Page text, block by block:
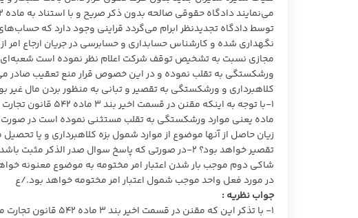
توسط دادگاه تجدیدنظر ابرام می‌گردد قراینی وجود دارد که
نگهداری شده و کارشناس حسابداری و حسابرسی در جریان ارجاع امر
مجازی نسبت به تشخیص توقف شرکت اعلام نظر نموده است شعبه‌ای
ورشکستگی به تقلب نموده و در این خصوص قرار منع تعقیب صادر
کلاهبرداری و ورشکستگی به تقصیر و تبانی به منظور بردن مال
ماده یعنی موارد ورشکستگی به تقلب مستثنی نموده است در صورت
زیان حاصل از آنها موضوع از موارد شمول بزه کلاهبرداری و یا
تقصیر خواهد بود؟ ۲-در صورتی که پاسخ سوال صدر
شاکی دوم موجب بار شدن اعتبار امر مختومه به موضوع معنونه
در مورد فعل واحد موجب شمول اعتبار امر مختومه خواهد بود./ع
جواب نظریه :